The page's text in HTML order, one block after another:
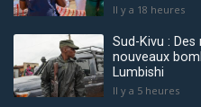
Il y a 18 heures
Sud-Kivu :
nouveaux
Lumbishi
Il y a 5 heures